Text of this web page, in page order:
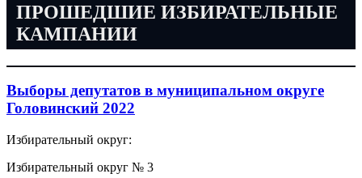
ПРОШЕДШИЕ ИЗБИРАТЕЛЬНЫЕ
КАМПАНИИ
Выборы депутатов в муниципальном округе
Головинский 2022
Избирательный округ:
Избирательный округ № 3